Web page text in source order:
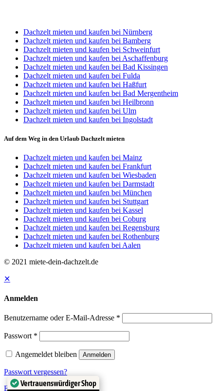
Dachzelt mieten und kaufen bei Nürnberg
Dachzelt mieten und kaufen bei Bamberg
Dachzelt mieten und kaufen bei Schweinfurt
Dachzelt mieten und kaufen bei Aschaffenburg
Dachzelt mieten und kaufen bei Bad Kissingen
Dachzelt mieten und kaufen bei Fulda
Dachzelt mieten und kaufen bei Haßfurt
Dachzelt mieten und kaufen bei Bad Mergentheim
Dachzelt mieten und kaufen bei Heilbronn
Dachzelt mieten und kaufen bei Ulm
Dachzelt mieten und kaufen bei Ingolstadt
Auf dem Weg in den Urlaub Dachzelt mieten
Dachzelt mieten und kaufen bei Mainz
Dachzelt mieten und kaufen bei Frankfurt
Dachzelt mieten und kaufen bei Wiesbaden
Dachzelt mieten und kaufen bei Darmstadt
Dachzelt mieten und kaufen bei München
Dachzelt mieten und kaufen bei Stuttgart
Dachzelt mieten und kaufen bei Kassel
Dachzelt mieten und kaufen bei Coburg
Dachzelt mieten und kaufen bei Regensburg
Dachzelt mieten und kaufen bei Rothenburg
Dachzelt mieten und kaufen bei Aalen
© 2021 miete-dein-dachzelt.de
✕
Anmelden
Benutzername oder E-Mail-Adresse *
Passwort *
Angemeldet bleiben Anmelden
Passwort vergessen?
Ein Konto erstellen?
Vertrauenswürdiger Shop